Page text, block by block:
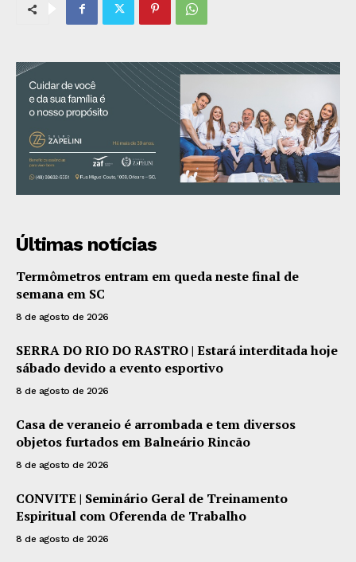
Últimas notícias
Termômetros entram em queda neste final de
semana em SC
8 de agosto de 2026
SERRA DO RIO DO RASTRO | Estará interditada hoje
sábado devido a evento esportivo
8 de agosto de 2026
Casa de veraneio é arrombada e tem diversos
objetos furtados em Balneário Rincão
8 de agosto de 2026
CONVITE | Seminário Geral de Treinamento
Espiritual com Oferenda de Trabalho
8 de agosto de 2026